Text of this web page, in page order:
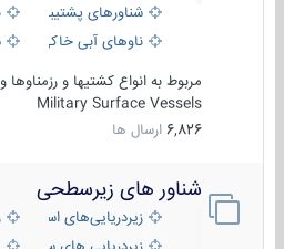
شناورهای پشتیبانی
ناوهای آبی خاکی و نیروبر
مربوط به انواع کشتیها و رزمناوها و
Military Surface Vessels
6,826 ارسال ها
شناور های زیرسطحی
زیردریایی‌های استراتژیک